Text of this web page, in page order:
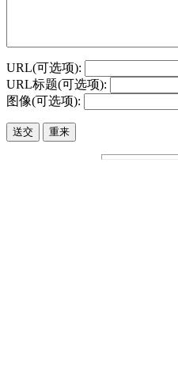
URL(可选项):
URL标题(可选项):
图像(可选项):